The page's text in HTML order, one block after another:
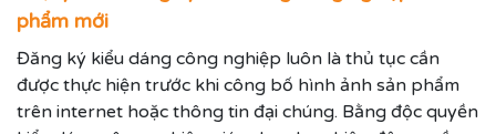
phẩm mới
Đăng ký kiểu dáng công nghiệp luôn là thủ tục cần
được thực hiện trước khi công bố hình ảnh sản phẩm
trên internet hoặc thông tin đại chúng. Bằng độc quyền